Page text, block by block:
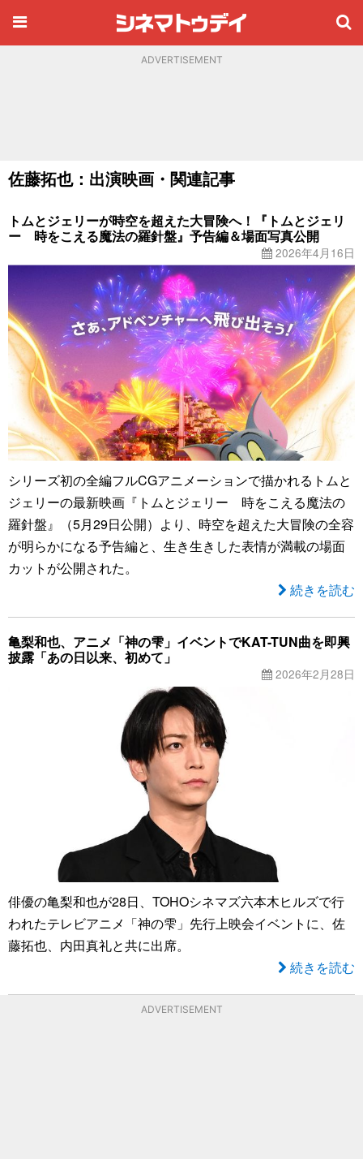
ADVERTISEMENT
佐藤拓也：出演映画・関連記事
トムとジェリーが時空を超えた大冒険へ！『トムとジェリ
ー 時をこえる魔法の羅針盤』予告編＆場面写真公開
2026年4月16日
シリーズ初の全編フルCGアニメーションで描かれるトムと
ジェリーの最新映画『トムとジェリー 時をこえる魔法の
羅針盤』（5月29日公開）より、時空を超えた大冒険の全容
が明らかになる予告編と、生き生きした表情が満載の場面
カットが公開された。
続きを読む
亀梨和也、アニメ「神の雫」イベントでKAT-TUN曲を即興
披露「あの日以来、初めて」
2026年2月28日
俳優の亀梨和也が28日、TOHOシネマズ六本木ヒルズで行
われたテレビアニメ「神の雫」先行上映会イベントに、佐
藤拓也、内田真礼と共に出席。
続きを読む
ADVERTISEMENT